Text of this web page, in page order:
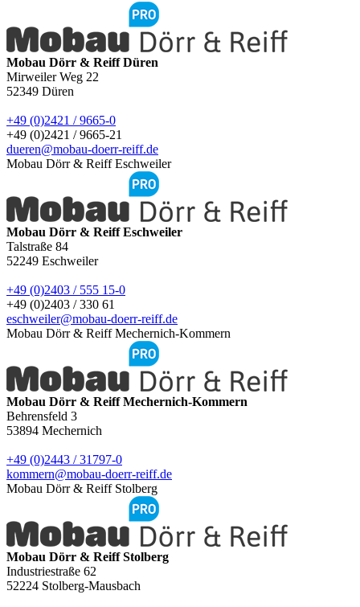
Mobau Dörr & Reiff Düren
Mirweiler Weg 22
52349 Düren
+49 (0)2421 / 9665-0
+49 (0)2421 / 9665-21
dueren@mobau-doerr-reiff.de
Mobau Dörr & Reiff Eschweiler
Mobau Dörr & Reiff Eschweiler
Talstraße 84
52249 Eschweiler
+49 (0)2403 / 555 15-0
+49 (0)2403 / 330 61
eschweiler@mobau-doerr-reiff.de
Mobau Dörr & Reiff Mechernich-Kommern
Mobau Dörr & Reiff Mechernich-Kommern
Behrensfeld 3
53894 Mechernich
+49 (0)2443 / 31797-0
kommern@mobau-doerr-reiff.de
Mobau Dörr & Reiff Stolberg
Mobau Dörr & Reiff Stolberg
Industriestraße 62
52224 Stolberg-Mausbach